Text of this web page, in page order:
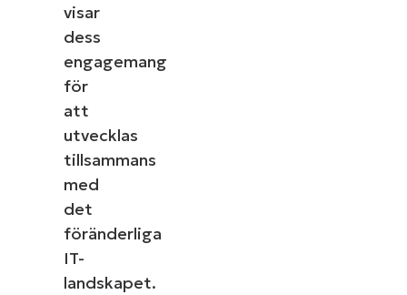
visar
dess
engagemang
för
att
utvecklas
tillsammans
med
det
föränderliga
IT-
landskapet.